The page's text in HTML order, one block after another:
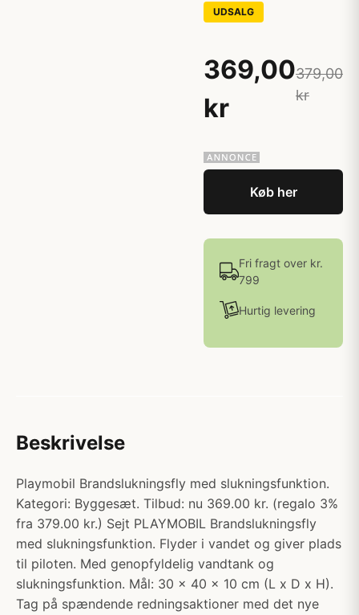
UDSALG
369,00
kr
379,00
kr
Køb her
Fri fragt over kr.
799
Hurtig levering
Beskrivelse
Playmobil Brandslukningsfly med slukningsfunktion.
Kategori: Byggesæt. Tilbud: nu 369.00 kr. (regalo 3%
fra 379.00 kr.) Sejt PLAYMOBIL Brandslukningsfly
med slukningsfunktion. Flyder i vandet og giver plads
til piloten. Med genopfyldelig vandtank og
slukningsfunktion. Mål: 30 x 40 x 10 cm (L x D x H).
Tag på spændende redningsaktioner med det nye